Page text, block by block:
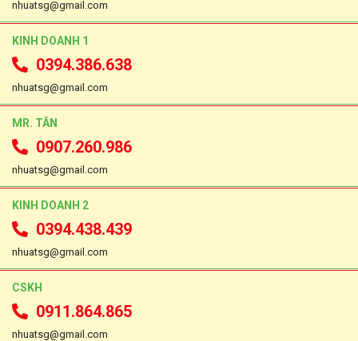
nhuatsg@gmail.com
KINH DOANH 1
0394.386.638
nhuatsg@gmail.com
MR. TÂN
0907.260.986
nhuatsg@gmail.com
KINH DOANH 2
0394.438.439
nhuatsg@gmail.com
CSKH
0911.864.865
nhuatsg@gmail.com